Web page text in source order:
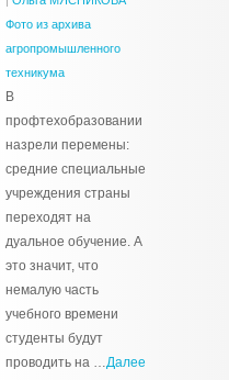
Фото из архива
агропромышленного
техникума
В
профтехобразовании
назрели перемены:
средние специальные
учреждения страны
переходят на
дуальное обучение. А
это значит, что
немалую часть
учебного времени
студенты будут
проводить на …Далее